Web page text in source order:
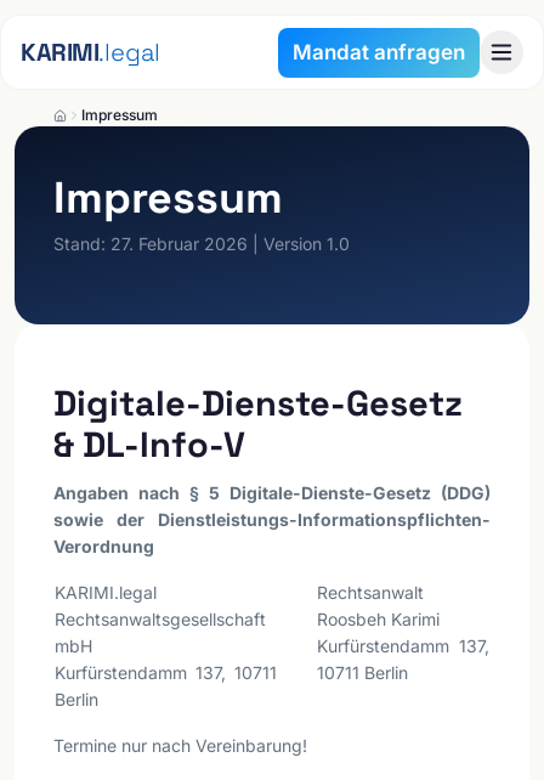
KARIMI.legal Mandat anfragen
Impressum
Impressum
Stand: 27. Februar 2026 | Version 1.0
Digitale-Dienste-Gesetz
& DL-Info-V
Angaben nach § 5 Digitale-Dienste-Gesetz (DDG)
sowie der Dienstleistungs-Informationspflichten-
Verordnung
KARIMI.legal
Rechtsanwaltsgesellschaft
mbH
Kurfürstendamm 137, 10711
Berlin
Rechtsanwalt
Roosbeh Karimi
Kurfürstendamm 137,
10711 Berlin
Termine nur nach Vereinbarung!